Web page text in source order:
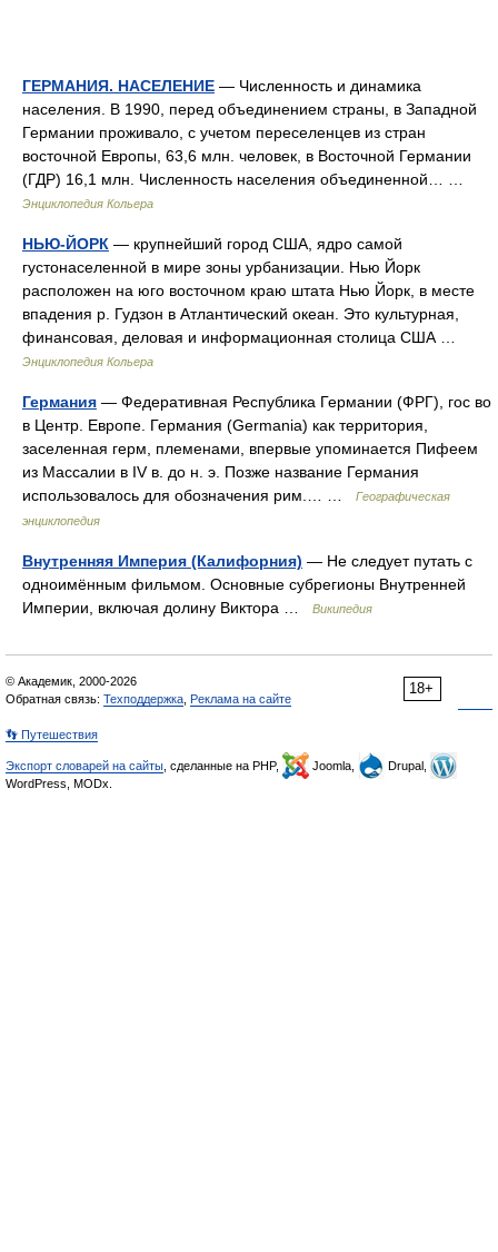
ГЕРМАНИЯ. НАСЕЛЕНИЕ — Численность и динамика
населения. В 1990, перед объединением страны, в Западной
Германии проживало, с учетом переселенцев из стран
восточной Европы, 63,6 млн. человек, в Восточной Германии
(ГДР) 16,1 млн. Численность населения объединенной… …
Энциклопедия Кольера
НЬЮ-ЙОРК — крупнейший город США, ядро самой
густонаселенной в мире зоны урбанизации. Нью Йорк
расположен на юго восточном краю штата Нью Йорк, в месте
впадения р. Гудзон в Атлантический океан. Это культурная,
финансовая, деловая и информационная столица США …
Энциклопедия Кольера
Германия — Федеративная Республика Германии (ФРГ), гос во
в Центр. Европе. Германия (Germania) как территория,
заселенная герм, племенами, впервые упоминается Пифеем
из Массалии в IV в. до н. э. Позже название Германия
использовалось для обозначения рим.… …
Географическая
энциклопедия
Внутренняя Империя (Калифорния) — Не следует путать с
одноимённым фильмом. Основные субрегионы Внутренней
Империи, включая долину Виктора …
Википедия
18+
© Академик, 2000-2026
Обратная связь: Техподдержка Реклама на сайте
👣 Путешествия
Экспорт словарей на сайты , сделанные на PHP, Joomla,
Drupal,
WordPress, MODx.